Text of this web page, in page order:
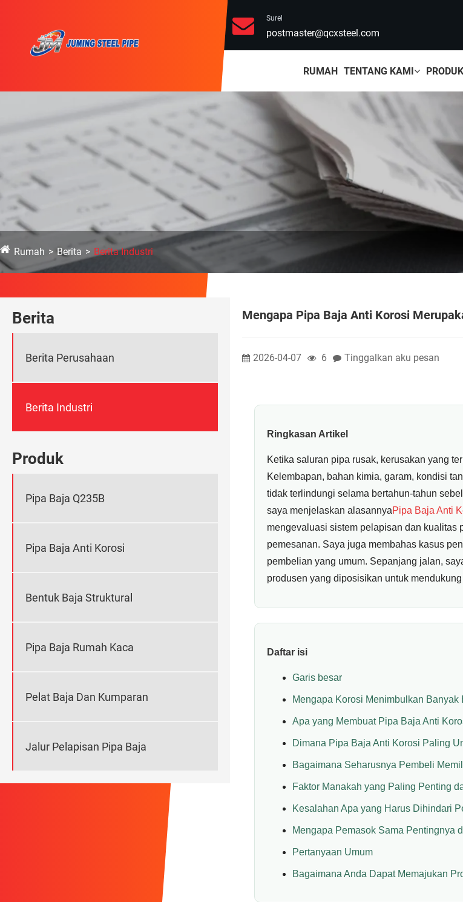
Surel
postmaster@qcxsteel.com
RUMAH TENTANG KAMI PRODUK
Rumah Berita Berita Industri
Berita
Berita Perusahaan
Berita Industri
Produk
Pipa Baja Q235B
Pipa Baja Anti Korosi
Bentuk Baja Struktural
Pipa Baja Rumah Kaca
Pelat Baja Dan Kumparan
Jalur Pelapisan Pipa Baja
Mengapa Pipa Baja Anti Korosi
2026-04-07 6 Tinggalkan aku pesan
Ringkasan Artikel
Ketika saluran pipa rusak, kerusakan yang
Kelembapan, bahan kimia, garam, kondisi
tidak terlindungi selama bertahun-tahun
saya menjelaskan alasannyaPipa Baja Anti
mengevaluasi sistem pelapisan dan kualitas
pemesanan. Saya juga membahas kasus
pembelian yang umum. Sepanjang jalan,
produsen yang diposisikan untuk
Daftar isi
Garis besar
Mengapa Korosi Menimbulkan Banyak
Apa yang Membuat Pipa Baja Anti
Dimana Pipa Baja Anti Korosi Paling
Bagaimana Seharusnya Pembeli
Faktor Manakah yang Paling Penting
Kesalahan Apa yang Harus Dihindari
Mengapa Pemasok Sama Pentingnya
Pertanyaan Umum
Bagaimana Anda Dapat Memajukan